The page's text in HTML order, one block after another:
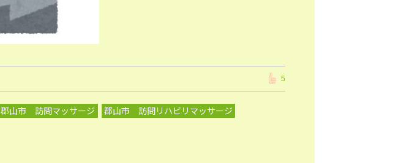
5
郡山市 訪問マッサージ 郡山市 訪問リハビリマッサージ